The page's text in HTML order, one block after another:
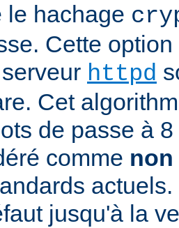
le hachage
Cette
httpd
Cet
de passe à
comme
jusqu'à la